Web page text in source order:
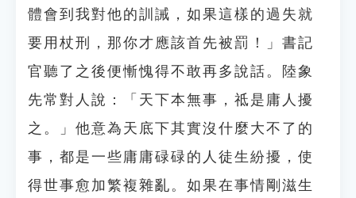
體會到我對他的訓誡，如果這樣的過失就
要用杖刑，那你才應該首先被罰！」書記
官聽了之後便慚愧得不敢再多說話。陸象
先常對人說：「天下本無事，祗是庸人擾
之。」他意為天底下其實沒什麼大不了的
事，都是一些庸庸碌碌的人徒生紛擾，使
得世事愈加繁複雜亂。如果在事情剛滋生